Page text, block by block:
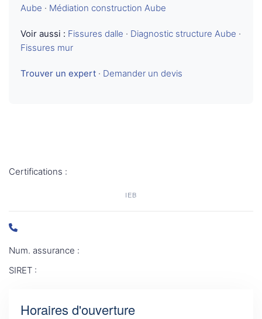
Aube · Médiation construction Aube
Voir aussi : Fissures dalle · Diagnostic structure Aube ·
Fissures mur
Trouver un expert · Demander un devis
Certifications :
IEB
Num. assurance :
SIRET :
Horaires d'ouverture